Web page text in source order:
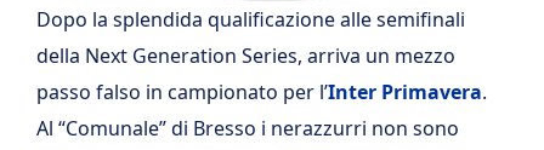
Dopo la splendida qualificazione alle semifinali
della Next Generation Series, arriva un mezzo
passo falso in campionato per l’Inter Primavera.
Al “Comunale” di Bresso i nerazzurri non sono